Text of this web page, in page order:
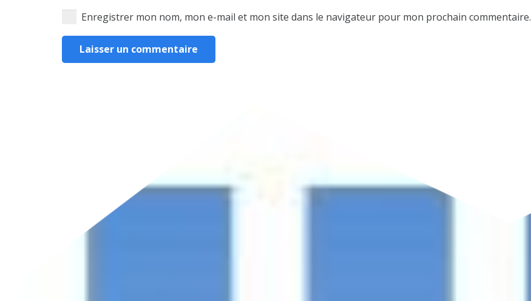
Enregistrer mon nom, mon e-mail et mon site dans le navigateur pour mon prochain commentaire.
Laisser un commentaire